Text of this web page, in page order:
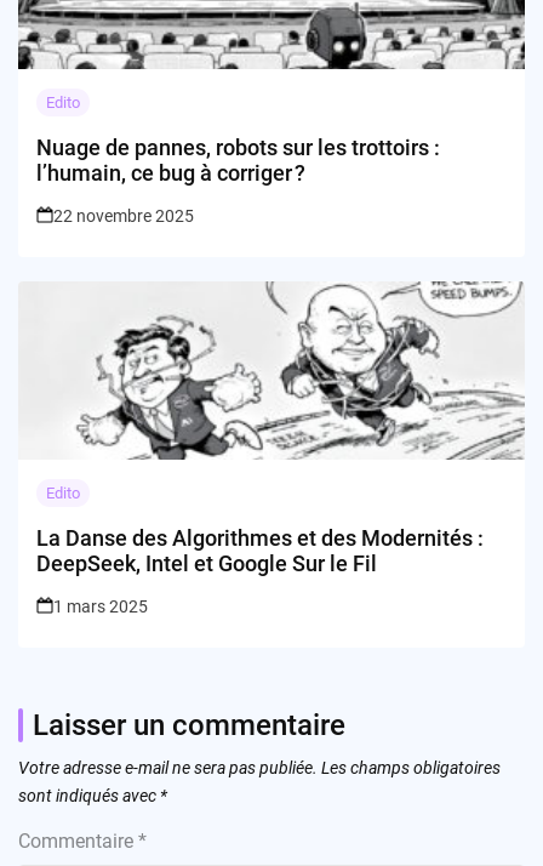
Edito
Nuage de pannes, robots sur les trottoirs :
l’humain, ce bug à corriger ?
22 novembre 2025
Edito
La Danse des Algorithmes et des Modernités :
DeepSeek, Intel et Google Sur le Fil
1 mars 2025
Laisser un commentaire
Votre adresse e-mail ne sera pas publiée. Les champs obligatoires
sont indiqués avec *
Commentaire *